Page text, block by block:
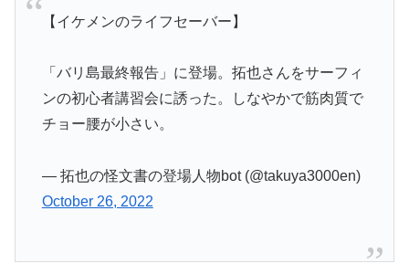
【イケメンのライフセーバー】
「バリ島最終報告」に登場。拓也さんをサーフィ
ンの初心者講習会に誘った。しなやかで筋肉質で
チョー腰が小さい。
— 拓也の怪文書の登場人物bot (@takuya3000en)
October 26, 2022